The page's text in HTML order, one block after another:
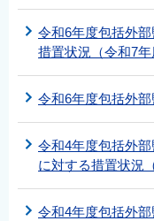
令和6年度包括外
措置状況（令和7年
令和6年度包括外
令和4年度包括外部
に対する措置状況
令和4年度包括外部